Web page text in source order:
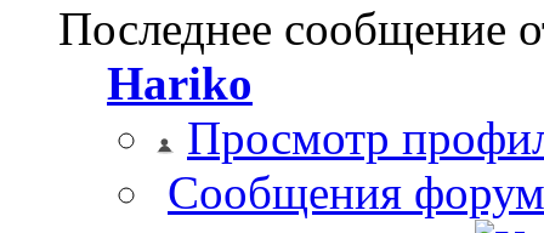
Последнее сообщение
Hariko
Просмотр
Сообщения